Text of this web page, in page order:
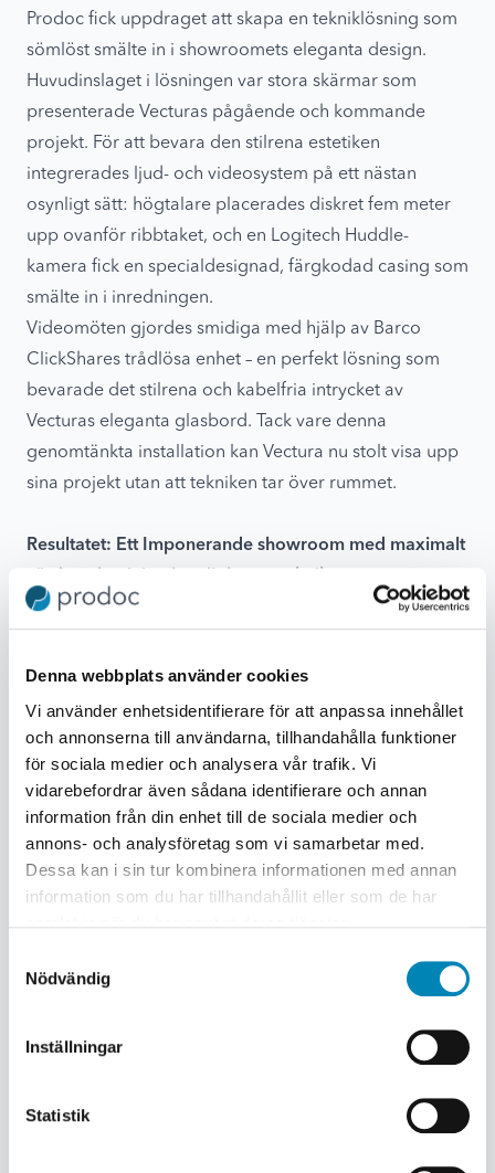
Denna webbplats använder cookies
Vi använder enhetsidentifierare för att anpassa innehållet
och annonserna till användarna, tillhandahålla funktioner
för sociala medier och analysera vår trafik. Vi
vidarebefordrar även sådana identifierare och annan
information från din enhet till de sociala medier och
annons- och analysföretag som vi samarbetar med.
Dessa kan i sin tur kombinera informationen med annan
information som du har tillhandahållit eller som de har
Nödvändig
Inställningar
Statistik
Prodoc fick uppdraget att skapa en tekniklösning som
sömlöst smälte in i showroomets eleganta design.
Huvudinslaget i lösningen var stora skärmar som
presenterade Vecturas pågående och kommande
projekt. För att bevara den stilrena estetiken
integrerades ljud- och videosystem på ett nästan
osynligt sätt: högtalare placerades diskret fem meter
upp ovanför ribbtaket, och en Logitech Huddle-
kamera fick en specialdesignad, färgkodad casing som
smälte in i inredningen.
Videomöten gjordes smidiga med hjälp av Barco
ClickShares trådlösa enhet – en perfekt lösning som
bevarade det stilrena och kabelfria intrycket av
Vecturas eleganta glasbord. Tack vare denna
genomtänkta installation kan Vectura nu stolt visa upp
sina projekt utan att tekniken tar över rummet.
Resultatet: Ett Imponerande showroom med maximalt
Genom att implementera stora digital signage-skärmar
kraft som fångar uppmärksamheten från både
förbipasserande och besökande. Övrig teknik, som
behövs men inte bör synas, är diskret integrerad och
nästan osynlig, vilket bevarar den exklusiva miljön.
Samtidigt har Vectura full kontroll över att uppdatera
skärminnehållet på distans med hjälp av PLAYipps
digtal signage mjukvara, vilket gör det flexibelt och
effektivt för dem att hantera showroomet utan att